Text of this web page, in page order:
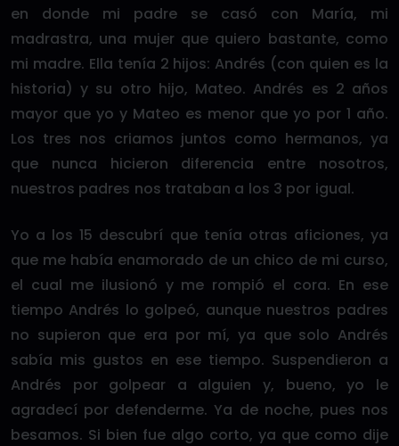
en donde mi padre se casó con María, mi
madrastra, una mujer que quiero bastante, como
mi madre. Ella tenía 2 hijos: Andrés (con quien es la
historia) y su otro hijo, Mateo. Andrés es 2 años
mayor que yo y Mateo es menor que yo por 1 año.
Los tres nos criamos juntos como hermanos, ya
que nunca hicieron diferencia entre nosotros,
nuestros padres nos trataban a los 3 por igual.
Yo a los 15 descubrí que tenía otras aficiones, ya
que me había enamorado de un chico de mi curso,
el cual me ilusionó y me rompió el cora. En ese
tiempo Andrés lo golpeó, aunque nuestros padres
no supieron que era por mí, ya que solo Andrés
sabía mis gustos en ese tiempo. Suspendieron a
Andrés por golpear a alguien y, bueno, yo le
agradecí por defenderme. Ya de noche, pues nos
besamos. Si bien fue algo corto, ya que como dije